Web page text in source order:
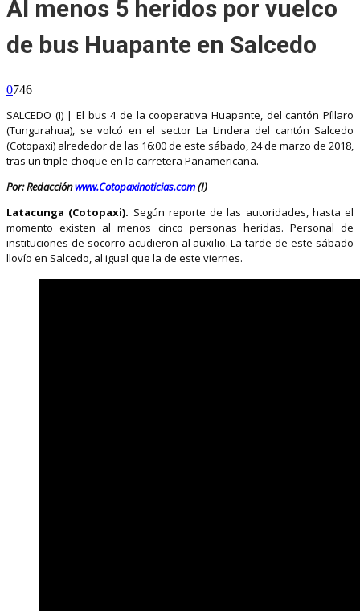
Al menos 5 heridos por vuelco
de bus Huapante en Salcedo
0746
SALCEDO (I) | El bus 4 de la cooperativa Huapante, del cantón Píllaro
(Tungurahua), se volcó en el sector La Lindera del cantón Salcedo
(Cotopaxi) alrededor de las 16:00 de este sábado, 24 de marzo de 2018,
tras un triple choque en la carretera Panamericana.
Por: Redacciónwww.Cotopaxinoticias.com(I)
Latacunga (Cotopaxi). Según reporte de las autoridades, hasta el
momento existen al menos cinco personas heridas. Personal de
instituciones de socorro acudieron al auxilio. La tarde de este sábado
llovío en Salcedo, al igual que la de este viernes.